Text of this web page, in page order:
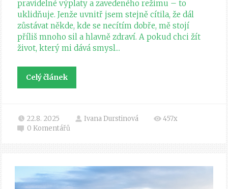
pravidelné výplaty a zavedeného režimu – to
uklidňuje. Jenže uvnitř jsem stejně cítila, že dál
zůstávat někde, kde se necítím dobře, mě stojí
příliš mnoho sil a hlavně zdraví. A pokud chci žít
život, který mi dává smysl...
Celý článek
22.8. 2025 Ivana Durstinová
457x
0 Komentářů